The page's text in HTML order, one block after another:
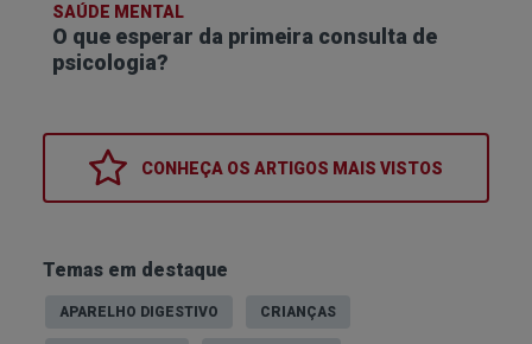
SAÚDE MENTAL
O que esperar da primeira consulta de
psicologia?
CONHEÇA OS ARTIGOS MAIS VISTOS
Temas em destaque
APARELHO DIGESTIVO CRIANÇAS